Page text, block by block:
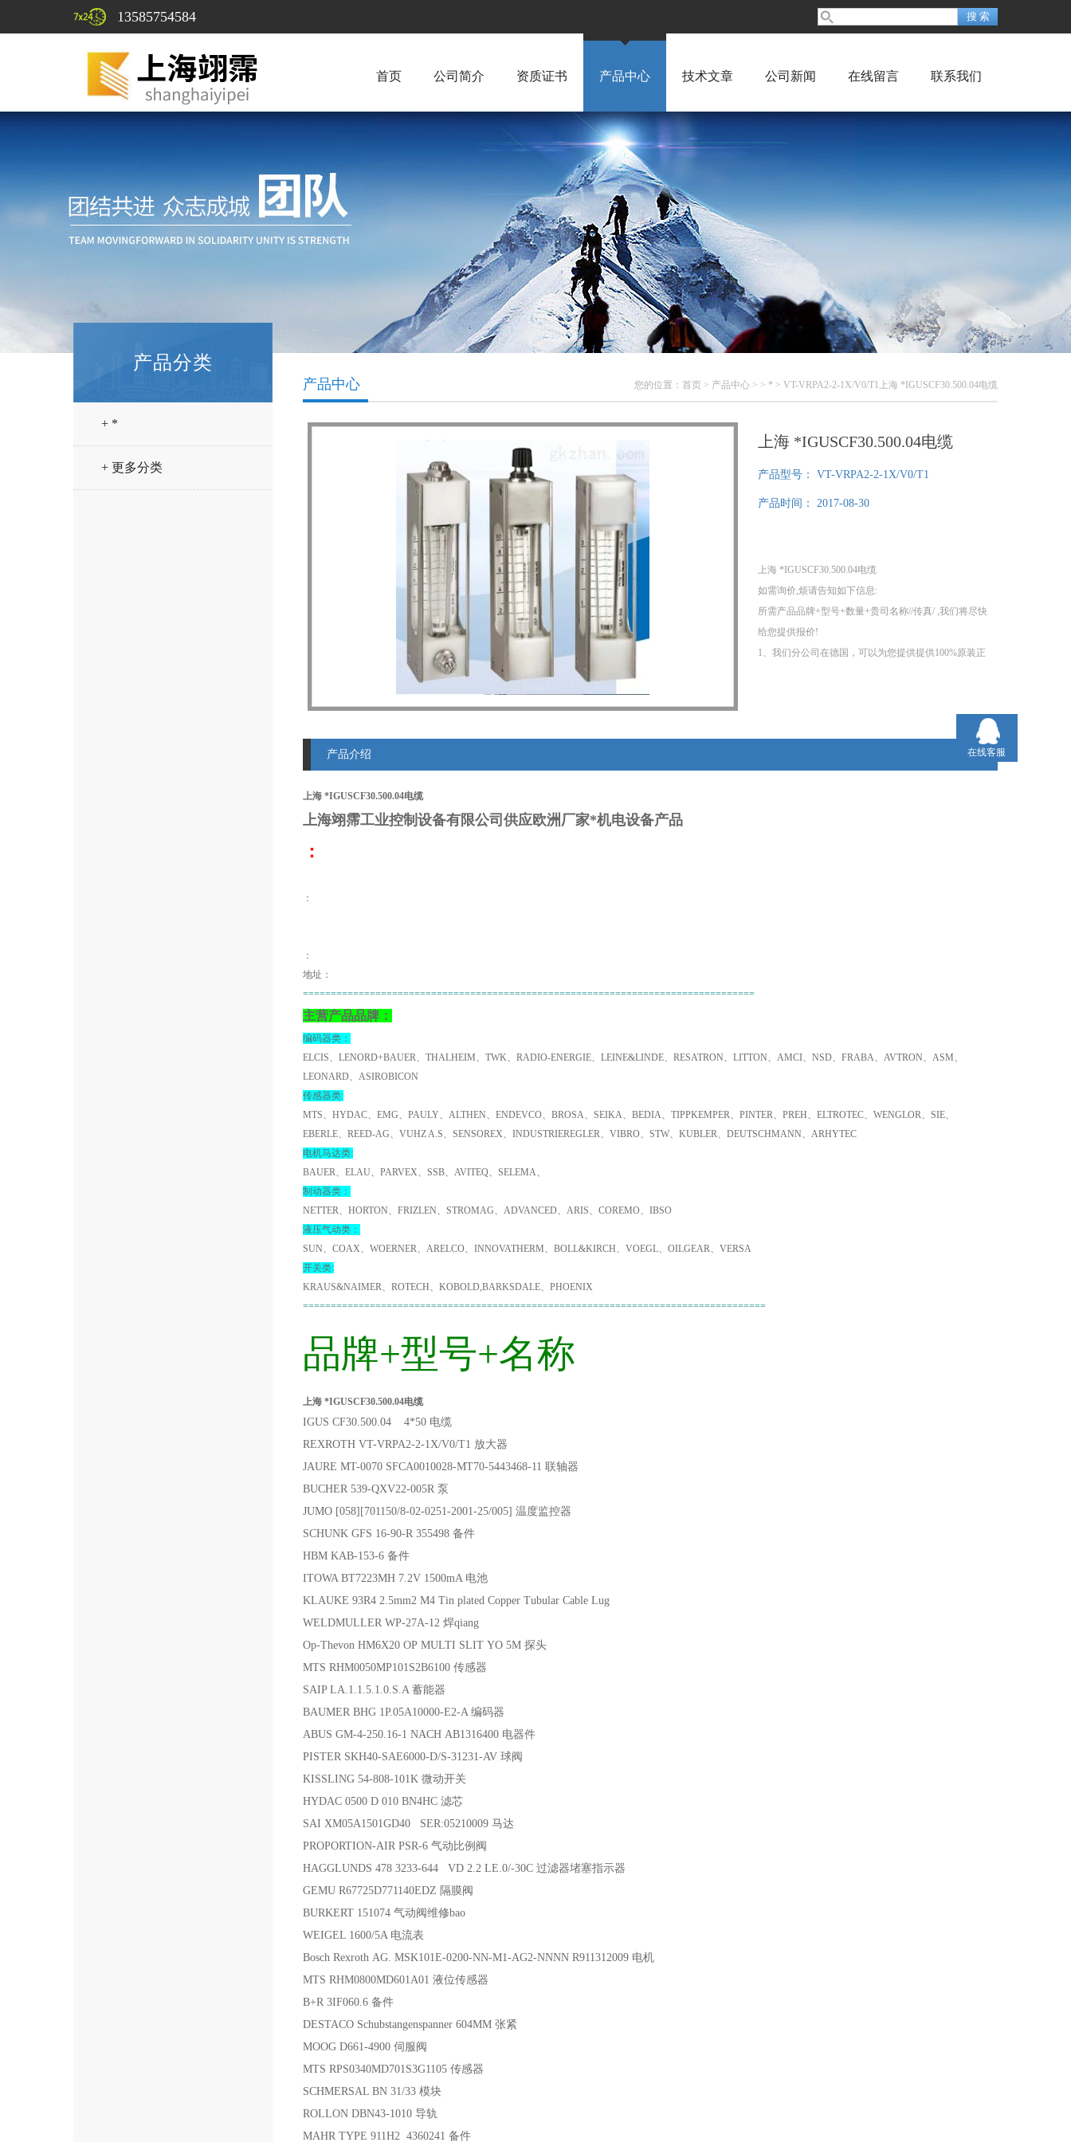
13585754584
首页 公司简介 资质证书 产品中心 技术文章 公司新闻 在线留言 联系我们
产品分类
+ *
+ 更多分类
您的位置： 首页 > 产品中心 > > * > VT-VRPA2-2-1X/V0/T1上海 *IGUSCF30.500.04电缆
产品中心
上海 *IGUSCF30.500.04电缆
产品型号： VT-VRPA2-2-1X/V0/T1
产品时间： 2017-08-30
上海 *IGUSCF30.500.04电缆
如需询价,烦请告知如下信息:
所需产品品牌+型号+数量+贵司名称//传真/ ,我们将尽快
给您提供报价!
1、我们分公司在德国，可以为您提供提供100%原装正
3、只要是欧盟国家的产品，我们可以为您询价并采购！
产品介绍
上海 *IGUSCF30.500.04电缆
上海翊霈工业控制设备有限公司供应欧洲厂家*机电设备产品
：
：
：
地址：
=================================================================================
主营产品品牌：
编码器类：
ELCIS、LENORD+BAUER、THALHEIM、TWK、RADIO-ENERGIE、LEINE&LINDE、RESATRON、LITTON、AMCI、NSD、FRABA、AVTRON、ASM、
LEONARD、ASIROBICON
传感器类:
MTS、HYDAC、EMG、PAULY、ALTHEN、ENDEVCO、BROSA、SEIKA、BEDIA、TIPPKEMPER、PINTER、PREH、ELTROTEC、WENGLOR、SIE、
EBERLE、REED-AG、VUHZ A.S、SENSOREX、INDUSTRIEREGLER、VIBRO、STW、KUBLER、DEUTSCHMANN、ARHYTEC
电机马达类:
BAUER、ELAU、PARVEX、SSB、AVITEQ、SELEMA、
制动器类：
NETTER、HORTON、FRIZLEN、STROMAG、ADVANCED、ARIS、COREMO、IBSO
液压气动类：
SUN、COAX、WOERNER、ARELCO、INNOVATHERM、BOLL&KIRCH、VOEGL、OILGEAR、VERSA
开关类:
KRAUS&NAIMER、ROTECH、KOBOLD,BARKSDALE、PHOENIX
===================================================================================
品牌+型号+名称
上海 *IGUSCF30.500.04电缆
IGUS CF30.500.04 4*50 电缆
REXROTH VT-VRPA2-2-1X/V0/T1 放大器
JAURE MT-0070 SFCA0010028-MT70-5443468-11 联轴器
BUCHER 539-QXV22-005R 泵
JUMO [058][701150/8-02-0251-2001-25/005] 温度监控器
SCHUNK GFS 16-90-R 355498 备件
HBM KAB-153-6 备件
ITOWA BT7223MH 7.2V 1500mA 电池
KLAUKE 93R4 2.5mm2 M4 Tin plated Copper Tubular Cable Lug
WELDMULLER WP-27A-12 焊qiang
Op-Thevon HM6X20 OP MULTI SLIT YO 5M 探头
MTS RHM0050MP101S2B6100 传感器
SAIP LA.1.1.5.1.0.S.A 蓄能器
BAUMER BHG 1P.05A10000-E2-A 编码器
ABUS GM-4-250.16-1 NACH AB1316400 电器件
PISTER SKH40-SAE6000-D/S-31231-AV 球阀
KISSLING 54-808-101K 微动开关
HYDAC 0500 D 010 BN4HC 滤芯
SAI XM05A1501GD40 SER:05210009 马达
PROPORTION-AIR PSR-6 气动比例阀
HAGGLUNDS 478 3233-644 VD 2.2 LE.0/-30C 过滤器堵塞指示器
GEMU R67725D771140EDZ 隔膜阀
BURKERT 151074 气动阀维修bao
WEIGEL 1600/5A 电流表
Bosch Rexroth AG. MSK101E-0200-NN-M1-AG2-NNNN R911312009 电机
MTS RHM0800MD601A01 液位传感器
B+R 3IF060.6 备件
DESTACO Schubstangenspanner 604MM 张紧
MOOG D661-4900 伺服阀
MTS RPS0340MD701S3G1105 传感器
SCHMERSAL BN 31/33 模块
ROLLON DBN43-1010 导轨
MAHR TYPE 911H2 4360241 备件
在线客服